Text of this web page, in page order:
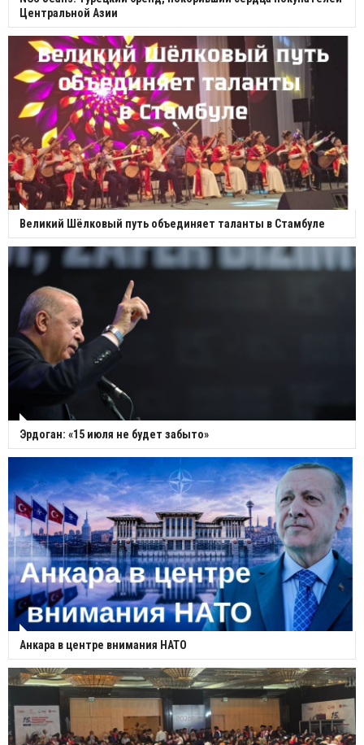
Центральной Азии
Великий Шёлковый путь объединяет таланты в Стамбуле
Эрдоган: «15 июля не будет забыто»
Анкара в центре внимания НАТО